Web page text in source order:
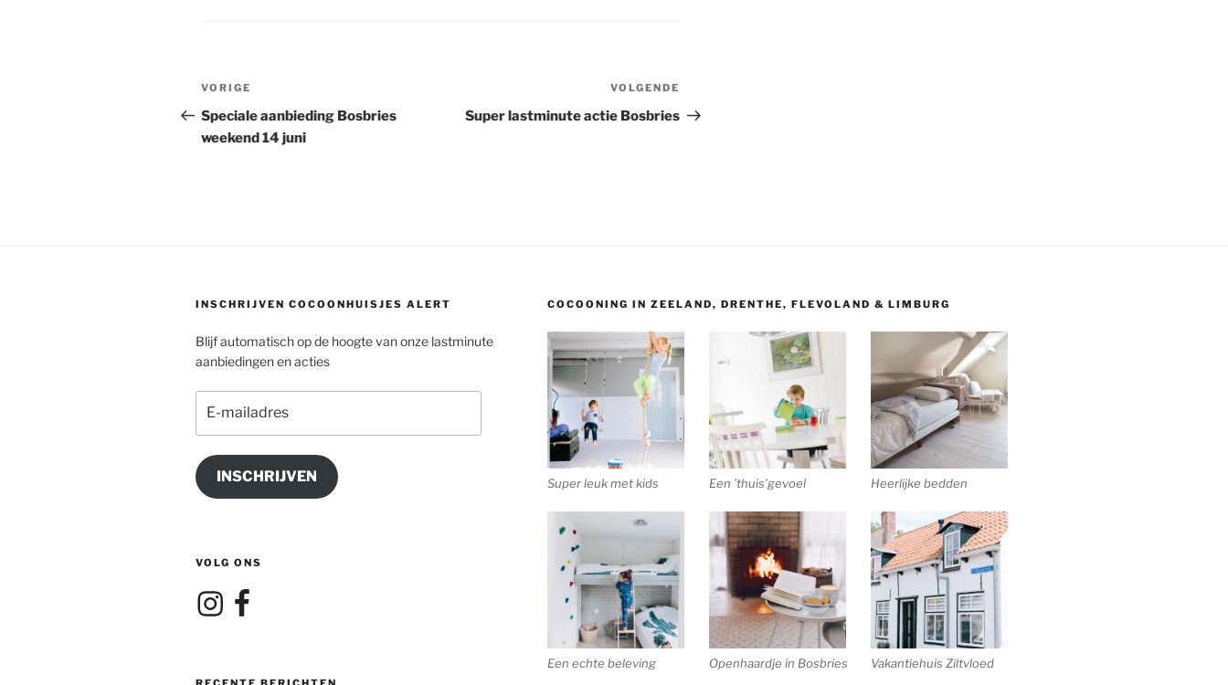
Bericht
navigatie
Vorig
bericht
VORIGE
Speciale aanbieding Bosbries
weekend 14 juni
bericht
VOLGENDE
Super lastminute actie Bosbries
INSCHRIJVEN COCOONHUISJES ALERT
Blijf automatisch op de hoogte van onze lastminute
aanbiedingen en acties
mailadres
INSCHRIJVEN
VOLG ONS
InstagramFacebook
COCOONING IN ZEELAND, DRENTHE, FLEVOLAND & LIMBURG
Super leuk met kids Een ’thuis’gevoel Heerlijke bedden
Een echte beleving Openhaardje in Bosbries Vakantiehuis Ziltvloed